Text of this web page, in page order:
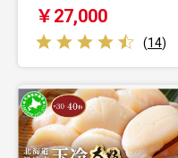
￥27,000
(14)